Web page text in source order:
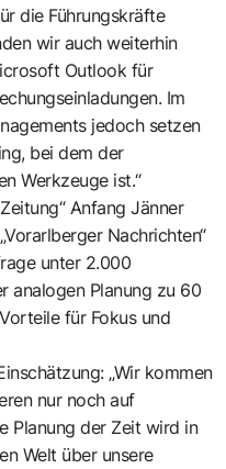
die Führungskräfte
wir auch weiterhin
Outlook für
Im
jedoch setzen
bei dem der
Werkzeuge ist.“
“ Anfang Jänner
Nachrichten“
unter 2.000
analogen Planung zu 60
für Fokus und
„Wir kommen
nur noch auf
Planung der Zeit wird in
Welt über unsere